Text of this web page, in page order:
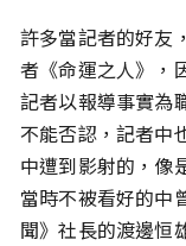
許多當記者的好友
者《命運之人》，
記者以報導事實為
不能否認，記者中
中遭到影射的，像
當時不被看好的中
聞》社長的渡邊恒